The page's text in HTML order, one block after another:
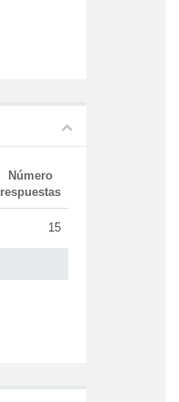
Número
respuestas
15